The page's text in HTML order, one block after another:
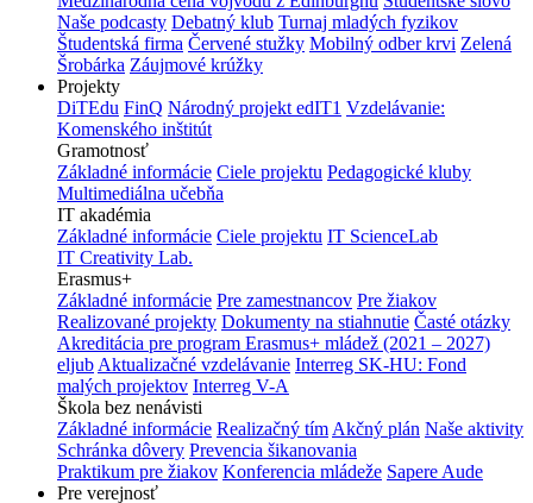
Naše podcasty Debatný klub Turnaj mladých fyzikov
Študentská firma Červené stužky Mobilný odber krvi Zelená
Šrobárka Záujmové krúžky
Projekty
DiTEdu FinQ Národný projekt edIT1 Vzdelávanie:
Komenského inštitút
Gramotnosť
Základné informácie Ciele projektu Pedagogické kluby
Multimediálna učebňa
IT akadémia
Základné informácie Ciele projektu IT ScienceLab
IT Creativity Lab.
Erasmus+
Základné informácie Pre zamestnancov Pre žiakov
Realizované projekty Dokumenty na stiahnutie Časté otázky
Akreditácia pre program Erasmus+ mládež (2021 – 2027)
eljub Aktualizačné vzdelávanie Interreg SK-HU: Fond
malých projektov Interreg V-A
Škola bez nenávisti
Základné informácie Realizačný tím Akčný plán Naše aktivity
Schránka dôvery Prevencia šikanovania
Praktikum pre žiakov Konferencia mládeže Sapere Aude
Pre verejnosť